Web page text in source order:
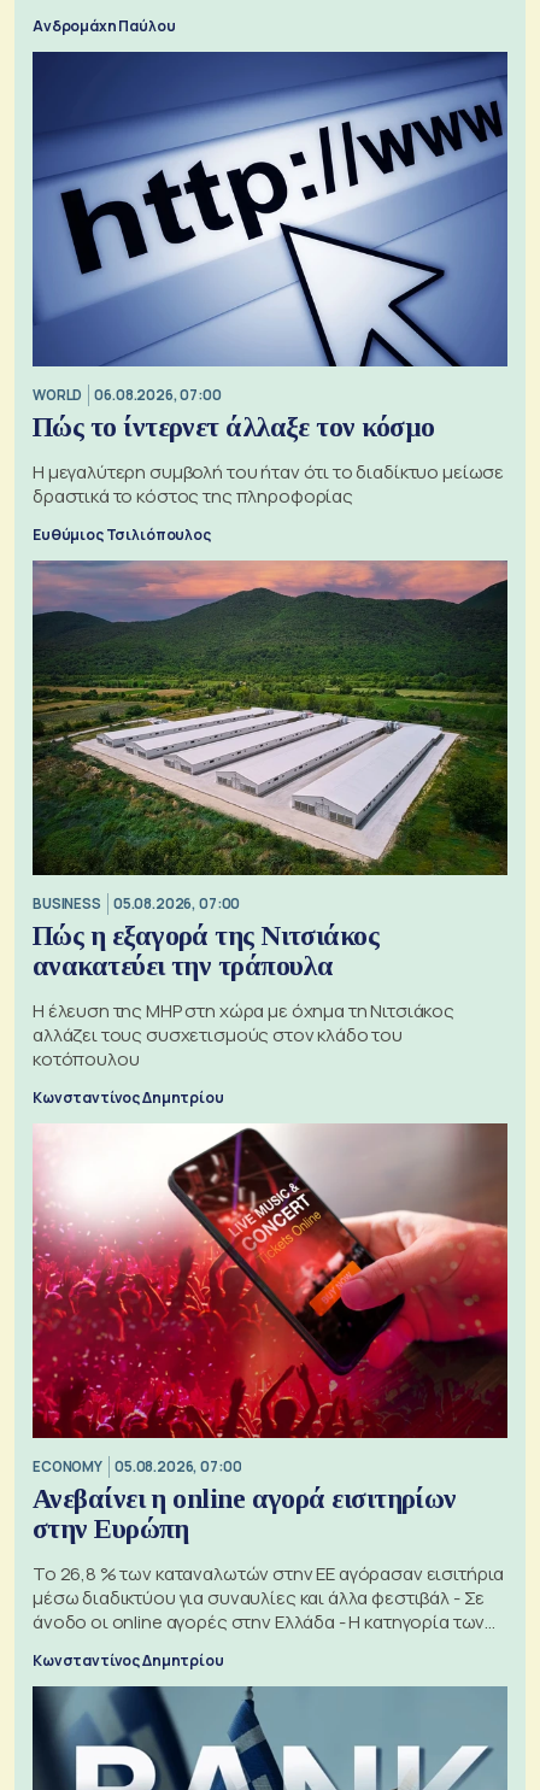
Ανδρομάχη Παύλου
WORLD 06.08.2026, 07:00
Πώς το ίντερνετ άλλαξε τον κόσμο
Η μεγαλύτερη συμβολή του ήταν ότι το διαδίκτυο μείωσε
δραστικά το κόστος της πληροφορίας
Ευθύμιος Τσιλιόπουλος
BUSINESS 05.08.2026, 07:00
Πώς η εξαγορά της Νιτσιάκος
ανακατεύει την τράπουλα
H έλευση της MHP στη χώρα με όχημα τη Νιτσιάκος
αλλάζει τους συσχετισμούς στον κλάδο του
κοτόπουλου
Κωνσταντίνος Δημητρίου
ECONOMY 05.08.2026, 07:00
Ανεβαίνει η online αγορά εισιτηρίων
στην Ευρώπη
Το 26,8 % των καταναλωτών στην ΕΕ αγόρασαν εισιτήρια
μέσω διαδικτύου για συναυλίες και άλλα φεστιβάλ - Σε
άνοδο οι online αγορές στην Ελλάδα - Η κατηγορία των
Κωνσταντίνος Δημητρίου